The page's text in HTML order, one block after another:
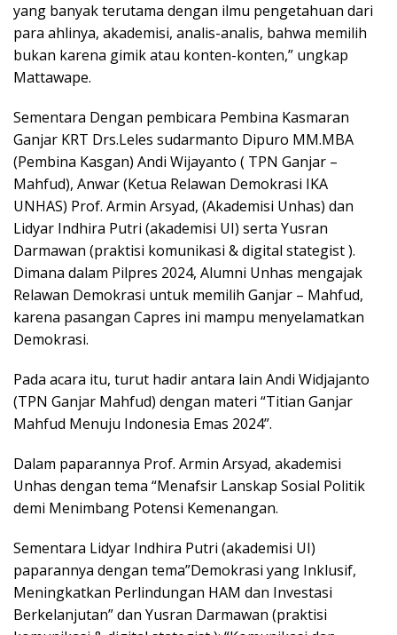
yang banyak terutama dengan ilmu pengetahuan dari
para ahlinya, akademisi, analis-analis, bahwa memilih
bukan karena gimik atau konten-konten,” ungkap
Mattawape.
Sementara Dengan pembicara Pembina Kasmaran
Ganjar KRT Drs.Leles sudarmanto Dipuro MM.MBA
(Pembina Kasgan) Andi Wijayanto ( TPN Ganjar –
Mahfud), Anwar (Ketua Relawan Demokrasi IKA
UNHAS) Prof. Armin Arsyad, (Akademisi Unhas) dan
Lidyar Indhira Putri (akademisi UI) serta Yusran
Darmawan (praktisi komunikasi & digital stategist ).
Dimana dalam Pilpres 2024, Alumni Unhas mengajak
Relawan Demokrasi untuk memilih Ganjar – Mahfud,
karena pasangan Capres ini mampu menyelamatkan
Demokrasi.
Pada acara itu, turut hadir antara lain Andi Widjajanto
(TPN Ganjar Mahfud) dengan materi “Titian Ganjar
Mahfud Menuju Indonesia Emas 2024”.
Dalam paparannya Prof. Armin Arsyad, akademisi
Unhas dengan tema “Menafsir Lanskap Sosial Politik
demi Menimbang Potensi Kemenangan.
Sementara Lidyar Indhira Putri (akademisi UI)
paparannya dengan tema”Demokrasi yang Inklusif,
Meningkatkan Perlindungan HAM dan Investasi
Berkelanjutan” dan Yusran Darmawan (praktisi